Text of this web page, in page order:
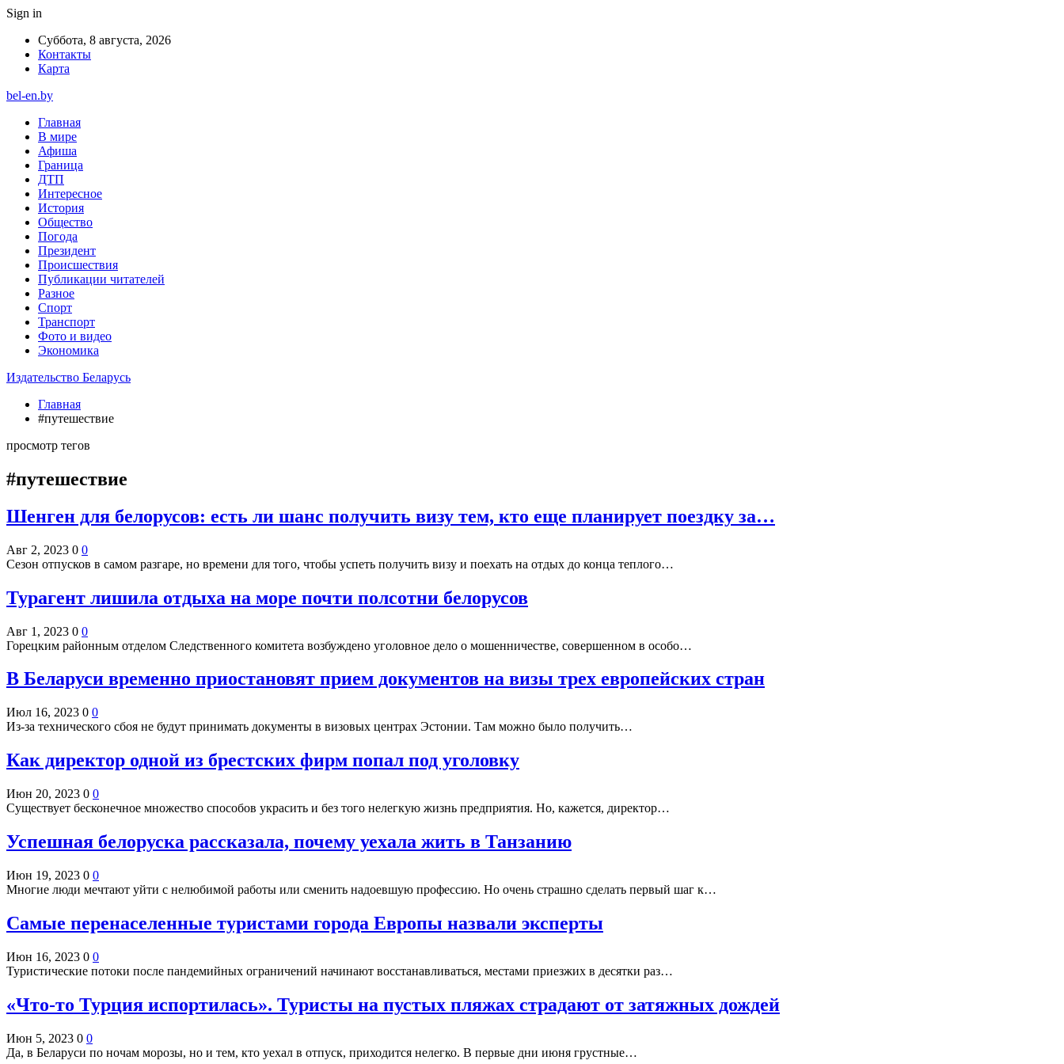
Sign in
Суббота, 8 августа, 2026
Контакты
Карта
bel-en.by
Главная
В мире
Афиша
Граница
ДТП
Интересное
История
Общество
Погода
Президент
Происшествия
Публикации читателей
Разное
Спорт
Транспорт
Фото и видео
Экономика
Издательство Беларусь
Главная
#путешествие
просмотр тегов
#путешествие
Шенген для белорусов: есть ли шанс получить визу тем, кто еще планирует поездку за…
Авг 2, 2023 0 0
Сезон отпусков в самом разгаре, но времени для того, чтобы успеть получить визу и поехать на отдых до конца теплого…
Турагент лишила отдыха на море почти полсотни белорусов
Авг 1, 2023 0 0
Горецким районным отделом Следственного комитета возбуждено уголовное дело о мошенничестве, совершенном в особо…
В Беларуси временно приостановят прием документов на визы трех европейских стран
Июл 16, 2023 0 0
Из-за технического сбоя не будут принимать документы в визовых центрах Эстонии. Там можно было получить…
Как директор одной из брестских фирм попал под уголовку
Июн 20, 2023 0 0
Существует бесконечное множество способов украсить и без того нелегкую жизнь предприятия. Но, кажется, директор…
Успешная белоруска рассказала, почему уехала жить в Танзанию
Июн 19, 2023 0 0
Многие люди мечтают уйти с нелюбимой работы или сменить надоевшую профессию. Но очень страшно сделать первый шаг к…
Самые перенаселенные туристами города Европы назвали эксперты
Июн 16, 2023 0 0
Туристические потоки после пандемийных ограничений начинают восстанавливаться, местами приезжих в десятки раз…
«Что-то Турция испортилась». Туристы на пустых пляжах страдают от затяжных дождей
Июн 5, 2023 0 0
Да, в Беларуси по ночам морозы, но и тем, кто уехал в отпуск, приходится нелегко. В первые дни июня грустные…